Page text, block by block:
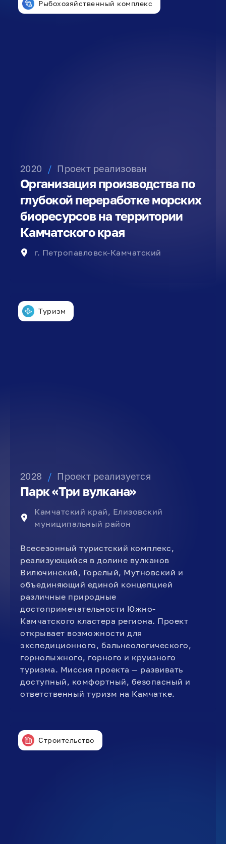
Рыбохозяйственный комплекс
2020 / Проект реализован
Организация производства по
глубокой переработке морских
биоресурсов на территории
Камчатского края
г. Петропавловск-Камчатский
Туризм
2028 / Проект реализуется
Парк «Три вулкана»
Камчатский край, Елизовский
муниципальный район
Всесезонный туристский комплекс,
реализующийся в долине вулканов
Вилючинский, Горелый, Мутновский и
объединяющий единой концепцией
различные природные
достопримечательности Южно-
Камчатского кластера региона. Проект
открывает возможности для
экспедиционного, бальнеологического,
горнолыжного, горного и круизного
туризма. Миссия проекта — развивать
доступный, комфортный, безопасный и
ответственный туризм на Камчатке.
Строительство